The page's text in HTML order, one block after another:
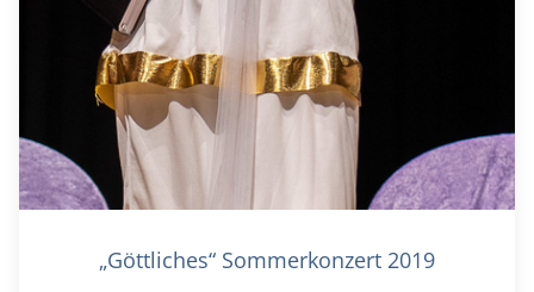
„Göttliches“ Sommerkonzert 2019